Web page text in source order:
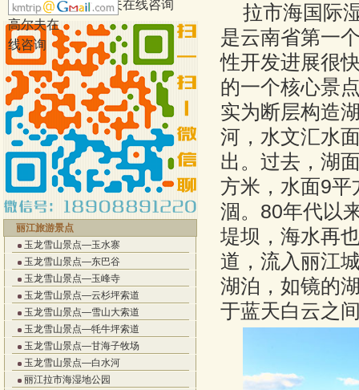
丽江旅游景点
玉龙雪山景点—玉水寨
玉龙雪山景点—东巴谷
玉龙雪山景点—玉峰寺
玉龙雪山景点—云杉坪索道
玉龙雪山景点—雪山大索道
玉龙雪山景点—牦牛坪索道
玉龙雪山景点—甘海子牧场
玉龙雪山景点—白水河
丽江拉市海湿地公园
拉市海国际
是云南省第一
性开发进展很
的一个核心景
实为断层构造
河，水文汇水
出。过去，湖
方米，水面9平
涸。80年代以
堤坝，海水再
道，流入丽江
湖泊，如镜的
于蓝天白云之